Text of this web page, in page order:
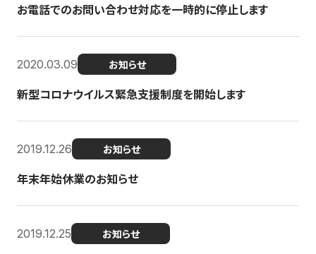
お電話でのお問い合わせ対応を一時的に停止します
2020.03.09 お知らせ
新型コロナウイルス緊急支援制度を開始します
2019.12.26 お知らせ
年末年始休業のお知らせ
2019.12.25 お知らせ